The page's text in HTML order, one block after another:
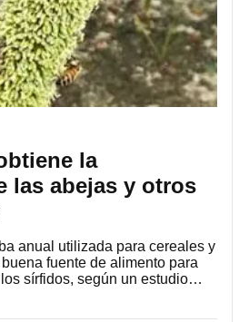
la
las abejas y otros
anual utilizada para cereales y
fuente de alimento para
sírfidos, según un estudio…